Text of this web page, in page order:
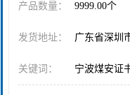
产品数量： 9999.00个
发货地址： 广东省深
关键词： 宁波煤安证